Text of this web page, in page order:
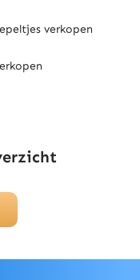
verkopen